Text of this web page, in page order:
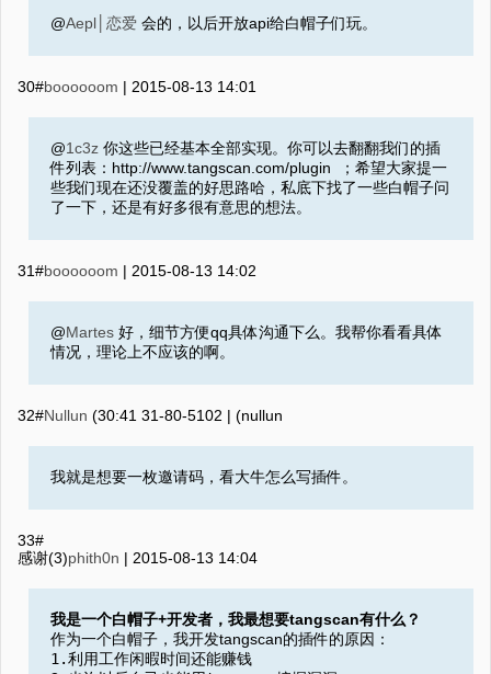
@Aepl│恋爱 会的，以后开放api给白帽子们玩。
30#boooooom | 2015-08-13 14:01
@1c3z 你这些已经基本全部实现。你可以去翻翻我们的插
件列表：http://www.tangscan.com/plugin ；希望大家提一
些我们现在还没覆盖的好思路哈，私底下找了一些白帽子问
了一下，还是有好多很有意思的想法。
31#boooooom | 2015-08-13 14:02
@Martes 好，细节方便qq具体沟通下么。我帮你看看具体
情况，理论上不应该的啊。
32#Nullun (‮nullun‮) |
2015-08-13 14:03
我就是想要一枚邀请码，看大牛怎么写插件。
33#
感谢(3)phith0n | 2015-08-13 14:04
我是一个白帽子+开发者，我最想要tangscan有什么？
作为一个白帽子，我开发tangscan的插件的原因：
1.利用工作闲暇时间还能赚钱